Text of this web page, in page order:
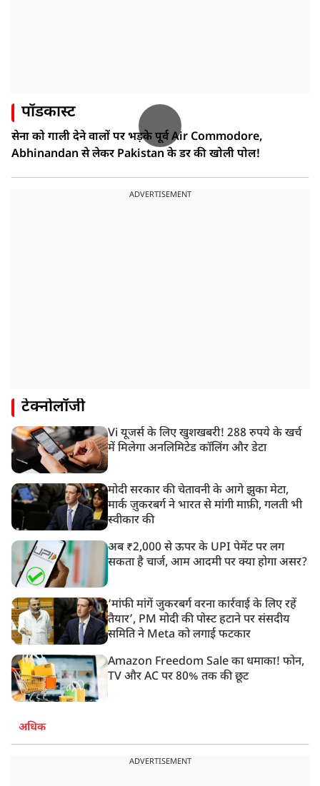
पॉडकास्ट
सेना को गाली देने वालों पर भड़के पूर्व Air Commodore,
Abhinandan से लेकर Pakistan के डर की खोली पोल!
ADVERTISEMENT
टेक्नोलॉजी
Vi यूजर्स के लिए खुशखबरी! 288 रुपये के खर्च
में मिलेगा अनलिमिटेड कॉलिंग और डेटा
मोदी सरकार की चेतावनी के आगे झुका मेटा,
मार्क ज़ुकरबर्ग ने भारत से मांगी माफ़ी, गलती भी
स्वीकार की
अब ₹2,000 से ऊपर के UPI पेमेंट पर लग
सकता है चार्ज, आम आदमी पर क्या होगा असर?
‘मांफी मांगें जुकरबर्ग वरना कार्रवाई के लिए रहें
तैयार’, PM मोदी की पोस्ट हटाने पर संसदीय
समिति ने Meta को लगाई फटकार
Amazon Freedom Sale का धमाका! फोन,
TV और AC पर 80% तक की छूट
अधिक
ADVERTISEMENT